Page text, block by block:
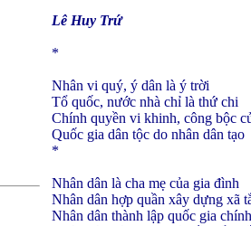
Lê Huy Trứ
*
Nhân vi quý, ý dân là ý trời
Tổ quốc, nước nhà chỉ là thứ chi
Chính quyền vi khinh, công bộc
Quốc gia dân tộc do nhân dân tạo
*
Nhân dân là cha mẹ của gia đình
Nhân dân hợp quần xây dựng xã
Nhân dân thành lập quốc gia